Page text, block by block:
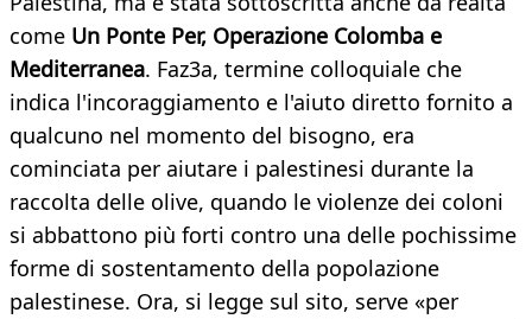
come Un Ponte Per, Operazione Colomba e
Mediterranea. Faz3a, termine colloquiale che
indica l'incoraggiamento e l'aiuto diretto fornito a
qualcuno nel momento del bisogno, era
cominciata per aiutare i palestinesi durante la
raccolta delle olive, quando le violenze dei coloni
si abbattono più forti contro una delle pochissime
forme di sostentamento della popolazione
palestinese. Ora, si legge sul sito, serve «per